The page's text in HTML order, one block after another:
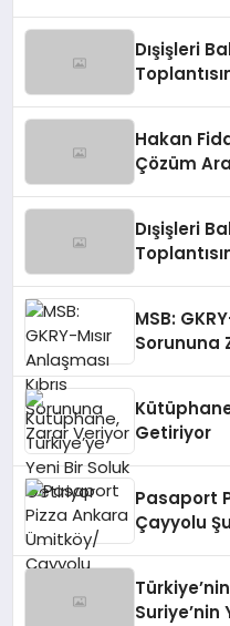
Dışişleri
Hakan
Çözüm
Dışişleri
MSB:
Sorununa
Getiriyor
Pasaport
Çayyolu
Suriye’nin